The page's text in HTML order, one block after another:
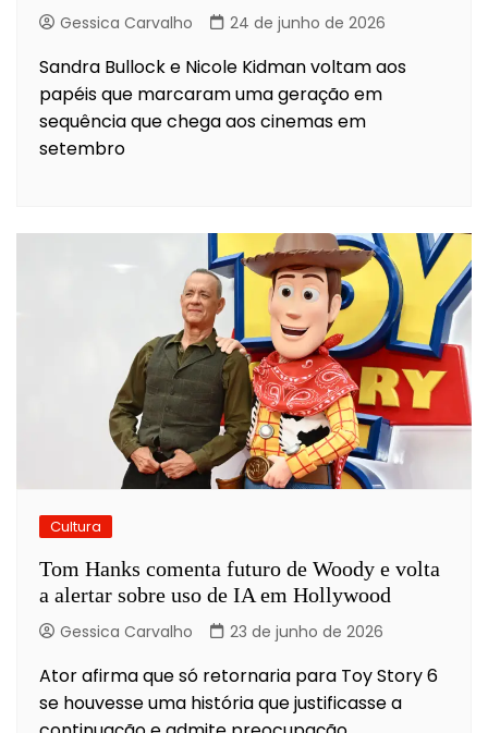
Gessica Carvalho 24 de junho de 2026
Sandra Bullock e Nicole Kidman voltam aos
papéis que marcaram uma geração em
sequência que chega aos cinemas em
setembro
Cultura
Tom Hanks comenta futuro de Woody e volta
a alertar sobre uso de IA em Hollywood
Gessica Carvalho 23 de junho de 2026
Ator afirma que só retornaria para Toy Story 6
se houvesse uma história que justificasse a